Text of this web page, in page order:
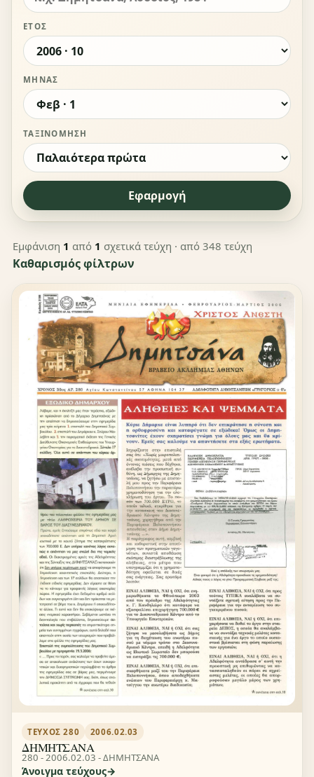
ΈΤΟΣ
ΜΉΝΑΣ
ΤΑΞΙΝΌΜΗΣΗ
Εφαρμογή
Εμφάνιση 1 από 1 σχετικά τεύχη · από 348 τεύχη
Καθαρισμός φίλτρων
ΤΕΎΧΟΣ 280 2006.02.03
ΔΗΜΗΤΣΑΝΑ
280 - 2006.02.03 - ΔΗΜΗΤΣΑΝΑ
Άνοιγμα τεύχους